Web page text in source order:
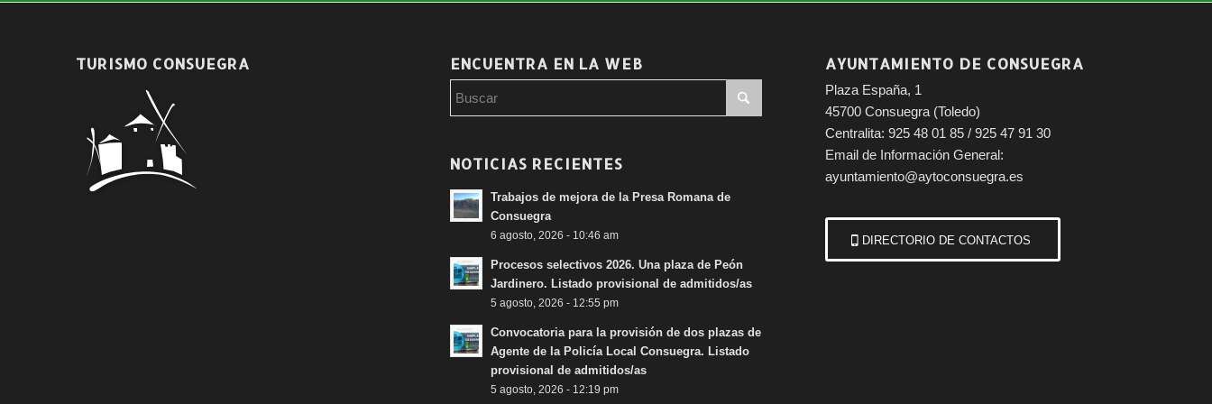
TURISMO CONSUEGRA ENCUENTRA EN LA WEB
NOTICIAS RECIENTES
Trabajos de mejora de la Presa Romana de
Consuegra
6 agosto, 2026 - 10:46 am
Procesos selectivos 2026. Una plaza de Peón
Jardinero. Listado provisional de admitidos/as
5 agosto, 2026 - 12:55 pm
Convocatoria para la provisión de dos plazas de
Agente de la Policía Local Consuegra. Listado
provisional de admitidos/as
5 agosto, 2026 - 12:19 pm
AYUNTAMIENTO DE CONSUEGRA
Plaza España, 1
45700 Consuegra (Toledo)
Centralita: 925 48 01 85 / 925 47 91 30
Email de Información General:
ayuntamiento@aytoconsuegra.es
DIRECTORIO DE CONTACTOS